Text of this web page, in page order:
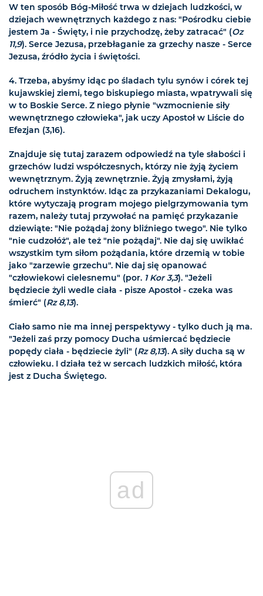
W ten sposób Bóg-Miłość trwa w dziejach ludzkości, w
dziejach wewnętrznych każdego z nas: "Pośrodku ciebie
jestem Ja - Święty, i nie przychodzę, żeby zatracać" (Oz
11,9). Serce Jezusa, przebłaganie za grzechy nasze - Serce
Jezusa, źródło życia i świętości.
4. Trzeba, abyśmy idąc po śladach tylu synów i córek tej
kujawskiej ziemi, tego biskupiego miasta, wpatrywali się
w to Boskie Serce. Z niego płynie "wzmocnienie siły
wewnętrznego człowieka", jak uczy Apostoł w Liście do
Efezjan (3,16).
Znajduje się tutaj zarazem odpowiedź na tyle słabości i
grzechów ludzi współczesnych, którzy nie żyją życiem
wewnętrznym. Żyją zewnętrznie. Żyją zmysłami, żyją
odruchem instynktów. Idąc za przykazaniami Dekalogu,
które wytyczają program mojego pielgrzymowania tym
razem, należy tutaj przywołać na pamięć przykazanie
dziewiąte: "Nie pożądaj żony bliźniego twego". Nie tylko
"nie cudzołóż", ale też "nie pożądaj". Nie daj się uwikłać
wszystkim tym siłom pożądania, które drzemią w tobie
jako "zarzewie grzechu". Nie daj się opanować
"człowiekowi cielesnemu" (por. 1 Kor 3,3). "Jeżeli
będziecie żyli wedle ciała - pisze Apostoł - czeka was
śmierć" (Rz 8,13).
Ciało samo nie ma innej perspektywy - tylko duch ją ma.
"Jeżeli zaś przy pomocy Ducha uśmiercać będziecie
popędy ciała - będziecie żyli" (Rz 8,13). A siły ducha są w
człowieku. I działa też w sercach ludzkich miłość, która
jest z Ducha Świętego.
ad